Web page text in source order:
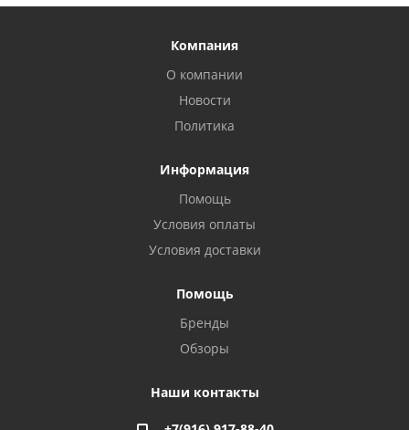
Компания
О компании
Новости
Политика
Информация
Помощь
Условия оплаты
Условия доставки
Помощь
Бренды
Обзоры
Наши контакты